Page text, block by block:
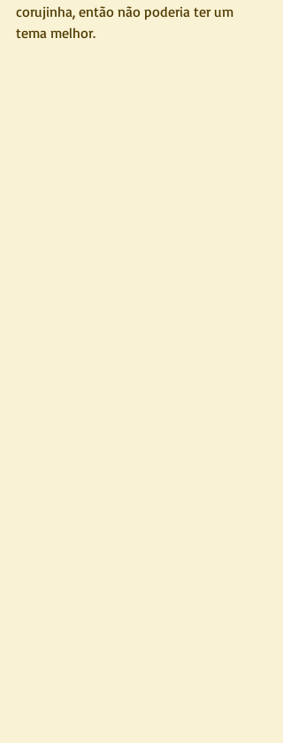
corujinha, então não poderia ter um
tema melhor.